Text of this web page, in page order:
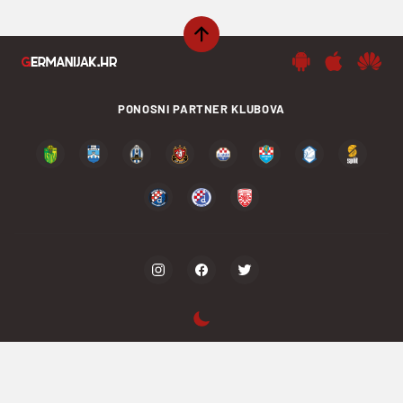
PONOSNI PARTNER KLUBOVA